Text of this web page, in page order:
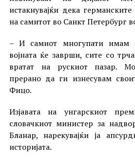
истакнувајќи дека
на самитот во Санкт Петербург
– И самиот многупати имам
војната ќе заврши, сите со
вратат на рускиот пазар.
прерано да ги изнесувам
Фицо.
Изјавата на унгарскиот
словачкиот министер за
Бланар, нарекувајќи ја
историјата.